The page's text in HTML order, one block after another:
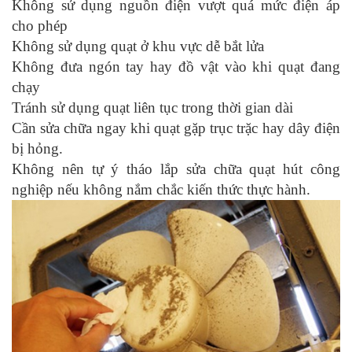
Không sử dụng nguồn điện vượt quá mức điện áp
cho phép
Không sử dụng quạt ở khu vực dễ bắt lửa
Không đưa ngón tay hay đồ vật vào khi quạt đang
chạy
Tránh sử dụng quạt liên tục trong thời gian dài
Cần sửa chữa ngay khi quạt gặp trục trặc hay dây điện
bị hỏng.
Không nên tự ý tháo lắp sửa chữa quạt hút công
nghiệp nếu không nắm chắc kiến thức thực hành.